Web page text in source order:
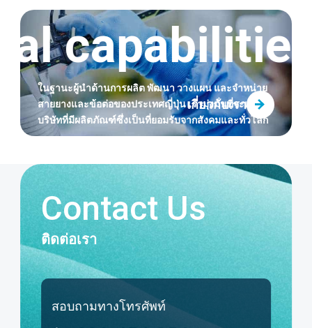
ฟลูออรีนและซิลิโคนช่วยเพิ่มการทนต่อความร้อน
และความสามารถในการล้างทำความสะอาดได้
อย่างมาก เปิดตัวสายยาง FUSSOTHERMO-
S100°C
capabilities
ในฐานะผู้นำด้านการผลิต พัฒนา วางแผน และจำหน่าย
สายยางและข้อต่อของประเทศญี่ปุ่นเรามุ่งมั่นที่จะเป็น
บริษัทที่มีผลิตภัณฑ์ซึ่งเป็นที่ยอมรับจากสังคมและทั่วโลก
เกี่ยวกับเรา
Contact Us
ติดต่อเรา
สอบถามทางโทรศัพท์